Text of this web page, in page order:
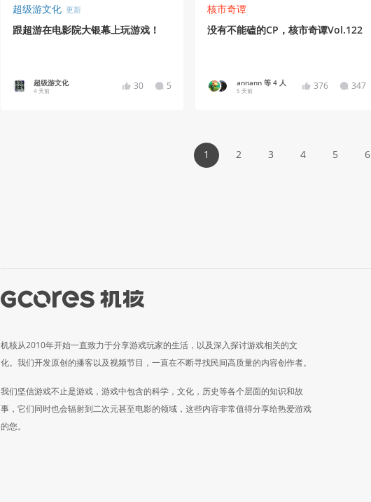
超级游文化 更新
跟超游在电影院大银幕上玩游戏！
超级游文化
4 天前 30 5
核市奇谭
没有不能磕的CP，核市奇谭Vol.122
annann 等 4 人
5 天前 376 347
1 2 3 4 5 6
机核从2010年开始一直致力于分享游戏玩家的生活，以及深入探讨游戏相关的文
化。我们开发原创的播客以及视频节目，一直在不断寻找民间高质量的内容创作者。
我们坚信游戏不止是游戏，游戏中包含的科学，文化，历史等各个层面的知识和故
事，它们同时也会辐射到二次元甚至电影的领域，这些内容非常值得分享给热爱游戏
的您。